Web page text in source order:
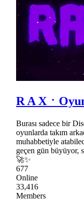
R A Xㆍ
Burası sadece bir
oyunlarda takım
muhabbetiyle
geçen gün büyüyor,
🚀✨
677
Online
33,416
Members